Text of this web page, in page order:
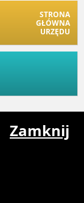
STRONA
GŁÓWNA
URZĘDU
Zamknij